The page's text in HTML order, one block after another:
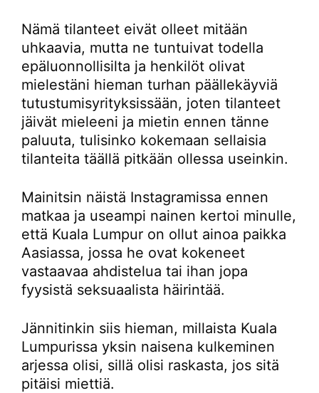
Nämä tilanteet eivät olleet mitään
uhkaavia, mutta ne tuntuivat todella
epäluonnollisilta ja henkilöt olivat
mielestäni hieman turhan päällekäyviä
tutustumisyrityksissään, joten tilanteet
jäivät mieleeni ja mietin ennen tänne
paluuta, tulisinko kokemaan sellaisia
tilanteita täällä pitkään ollessa useinkin.
Mainitsin näistä Instagramissa ennen
matkaa ja useampi nainen kertoi minulle,
että Kuala Lumpur on ollut ainoa paikka
Aasiassa, jossa he ovat kokeneet
vastaavaa ahdistelua tai ihan jopa
fyysistä seksuaalista häirintää.
Jännitinkin siis hieman, millaista Kuala
Lumpurissa yksin naisena kulkeminen
arjessa olisi, sillä olisi raskasta, jos sitä
pitäisi miettiä.